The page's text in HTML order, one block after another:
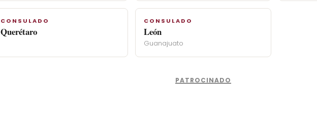
CONSULADO
Querétaro
CONSULADO
León
Guanajuato